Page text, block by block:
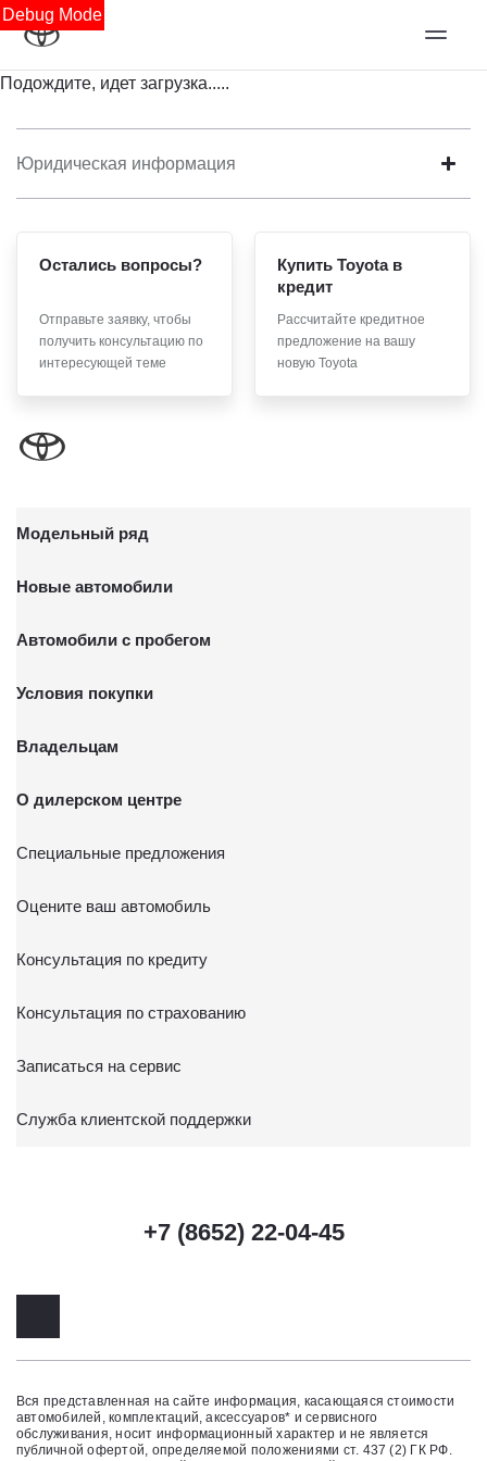
Debug Mode
Подождите, идет загрузка.....
Юридическая информация
Остались вопросы?
Отправьте заявку, чтобы
получить консультацию по
интересующей теме
Купить Toyota в
кредит
Рассчитайте кредитное
предложение на вашу
новую Toyota
Модельный ряд
Новые автомобили
Автомобили с пробегом
Условия покупки
Владельцам
О дилерском центре
Специальные предложения
Оцените ваш автомобиль
Консультация по кредиту
Консультация по страхованию
Записаться на сервис
Служба клиентской поддержки
+7 (8652) 22-04-45
Вся представленная на сайте информация, касающаяся стоимости
автомобилей, комплектаций, аксессуаров* и сервисного
обслуживания, носит информационный характер и не является
публичной офертой, определяемой положениями ст. 437 (2) ГК РФ.